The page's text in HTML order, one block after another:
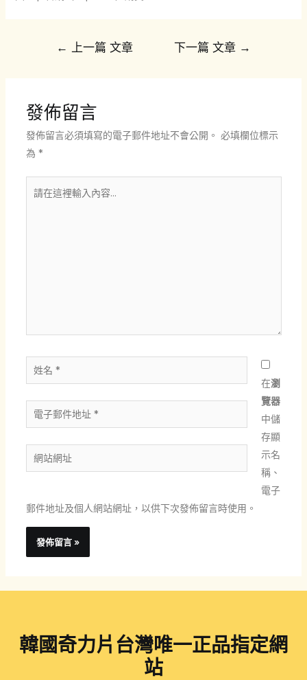
← 上一篇 文章 下一篇 文章 →
發佈留言
發佈留言必須填寫的電子郵件地址不會公開。 必填欄位標示
為 *
名
*
電
子
郵
件
*
站
址
在瀏
覽器
中儲
存顯
示名
稱、
電子
郵件地址及個人網站網址，以供下次發佈留言時使用。
韓國奇力片台灣唯一正品指定網
站